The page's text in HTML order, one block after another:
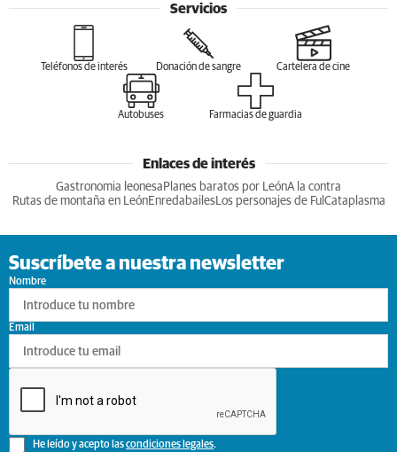
Servicios
Teléfonos de interés Donación de sangre Cartelera de cine
Autobuses Farmacias de guardia
Enlaces de interés
Gastronomia leonesa Planes baratos por LeónA la contra
Rutas de montaña en LeónEnredabailesLos personajes de Ful Cataplasma
Suscríbete a nuestra newsletter
Nombre
He leído y acepto lascondiciones legales.
Email